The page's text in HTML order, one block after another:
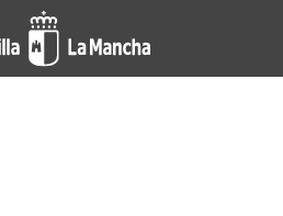
de la región